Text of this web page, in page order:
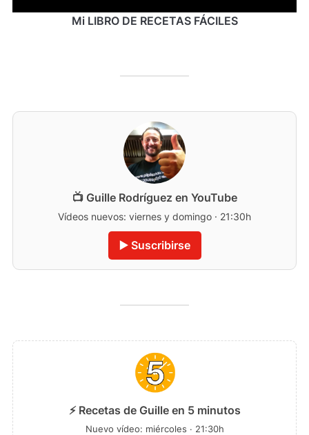
Mi LIBRO DE RECETAS FÁCILES
📺 Guille Rodríguez en YouTube
Vídeos nuevos: viernes y domingo · 21:30h
▶️ Suscribirse
⚡ Recetas de Guille en 5 minutos
Nuevo vídeo: miércoles · 21:30h